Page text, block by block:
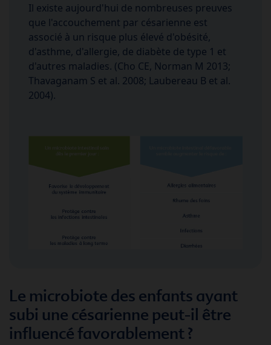
Il existe aujourd'hui de nombreuses preuves
que l'accouchement par césarienne est
associé à un risque plus élevé d'obésité,
d'asthme, d'allergie, de diabète de type 1 et
d'autres maladies. (Cho CE, Norman M 2013;
Thavaganam S et al. 2008; Laubereau B et al.
2004).
Le microbiote des enfants ayant
subi une césarienne peut-il être
influencé favorablement ?